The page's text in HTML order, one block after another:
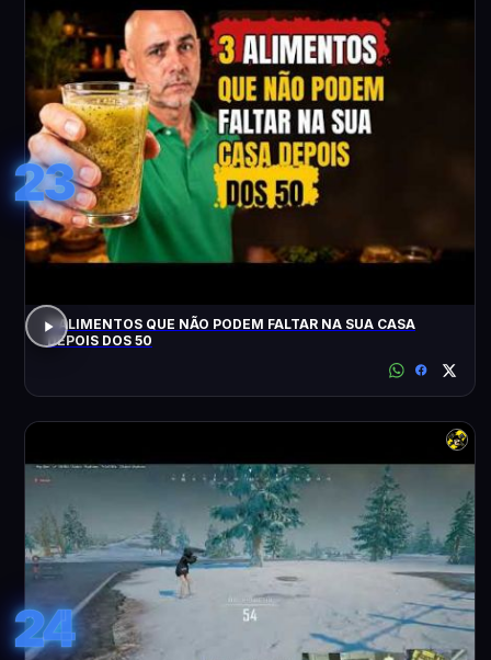
23
3 ALIMENTOS QUE NÃO PODEM FALTAR NA SUA CASA
DEPOIS DOS 50
24